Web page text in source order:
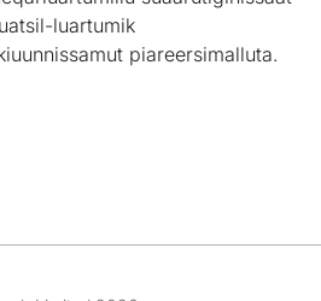
luartumik
piareersimalluta.